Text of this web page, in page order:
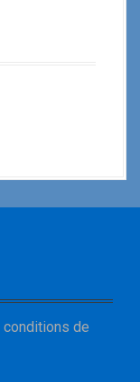
conditions de